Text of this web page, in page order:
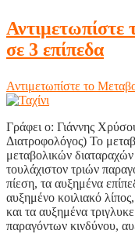
σε 3 επίπεδα
Αντιμετωπίστε το
Γράφει ο: Γιάννης
Διατροφολόγος) Το
μεταβολικών
τουλάχιστον τριών
πίεση, τα αυξημένα
αυξημένο κοιλιακό
και τα αυξημένα
παραγόντων κινδύνου,